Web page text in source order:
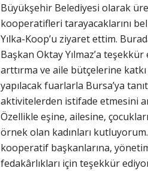
Büyükşehir Belediyesi olarak
kooperatifleri tarayacaklarını
Yılka-Koop’u ziyaret ettim.
Başkan Oktay Yılmaz’a
arttırma ve aile bütçelerine
yapılacak fuarlarla Bursa’ya
aktivitelerden istifade etmesini
Özellikle eşine, ailesine,
örnek olan kadınları
kooperatif başkanlarına,
fedakârlıkları için teşekkür